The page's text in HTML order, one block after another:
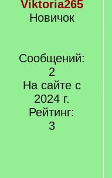
Viktoria265
Новичок
Сообщений:
2
На сайте с
2024 г.
Рейтинг:
3